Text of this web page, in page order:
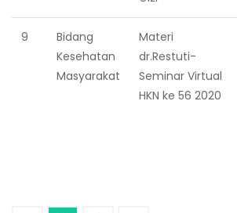
9
Bidang
Kesehatan
Masyarakat
Materi
dr.Restuti-
Seminar Virtual
HKN ke 56 2020